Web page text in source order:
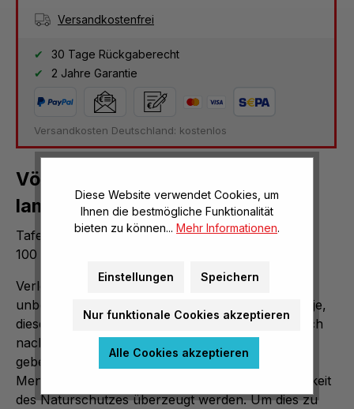
Versandkostenfrei
30 Tage Rückgaberecht
2 Jahre Garantie
Versandkosten Deutschland: kostenlos
Vögel des Waldes - Poster
laminiert
Tafel als Poster laminiert für Naturlehrpfade 70 x
100 cm.
Verlockend und anziehend sind die Reize
unberührter Natur. Deshalb.ist es wichtiger denn je,
diese Natur zu schützen und zu erhalten, um auch
nachfolgende Generationen die Möglichkeit zu
geben, diese Eindrücke zu genießen. Doch wir
Menschen wollen erst einmal von der Notwendigkeit
des Naturschutzes überzeugt werden. Um dies zu
Diese Website verwendet Cookies, um
Ihnen die bestmögliche Funktionalität
bieten zu können... Mehr Informationen.
Einstellungen Speichern
Nur funktionale Cookies akzeptieren
Alle Cookies akzeptieren